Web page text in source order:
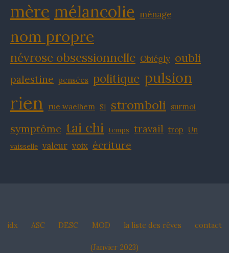
mère mélancolie ménage
nom propre
névrose obsessionnelle Obiégly oubli
palestine pensées politique pulsion
rien rue waelhem S1 stromboli surmoi
symptôme tai chi temps travail trop Un
vaisselle valeur voix écriture
idx ASC DESC MOD la liste des rêves contact
(Janvier 2023)